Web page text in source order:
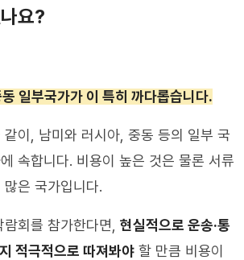
요?
일부국가가 이 특히 까다롭습니다.
같이 남미와 러시아 중동 등의 일부 국
속합니다. 비용이 높은 것은 물론 서류
은 국가입니다.
회를 참가한다면 현실적으로 운송·통
적극적으로 따져봐야 할 만큼 비용이